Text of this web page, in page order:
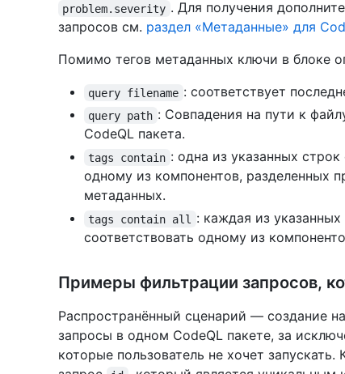
problem.severity . Для получения
запросов см. раздел «Метаданные» для
Помимо тегов метаданных ключи в блоке
query filename : соответствует
query path : Совпадения на пути к
CodeQL пакета.
tags contain : одна из указанных
одному из компонентов, разделенных
метаданных.
tags contain all
: каждая из
соответствовать одному из
Примеры фильтрации запросов,
Распространённый сценарий — создание
запросы в одном CodeQL пакете, за
которые пользователь не хочет